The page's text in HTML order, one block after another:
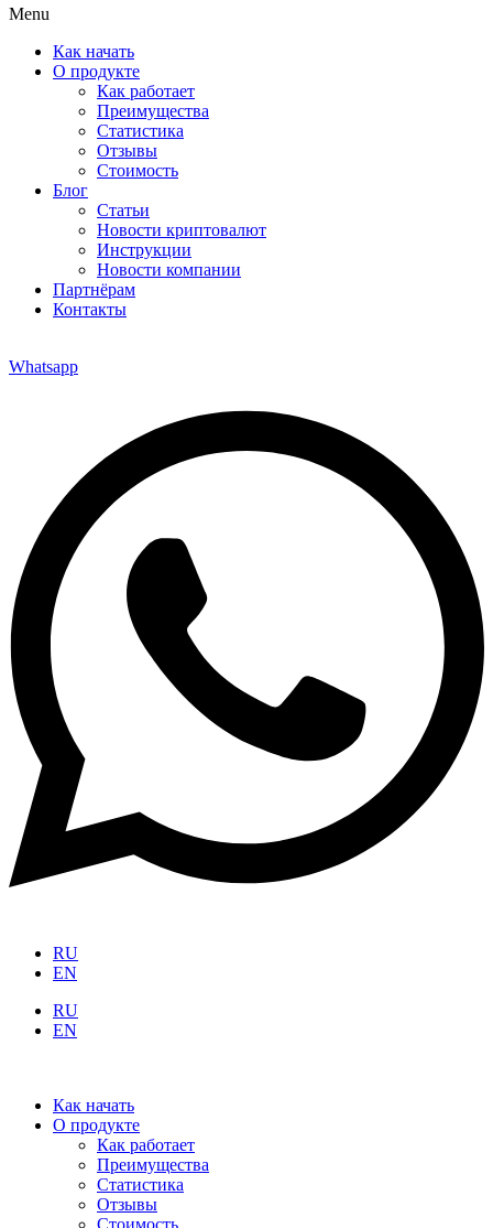
Menu
Как начать
О продукте
Как работает
Преимущества
Статистика
Отзывы
Стоимость
Блог
Статьи
Новости криптовалют
Инструкции
Новости компании
Партнёрам
Контакты
Whatsapp
RU
EN
RU
EN
Как начать
О продукте
Как работает
Преимущества
Статистика
Отзывы
Стоимость